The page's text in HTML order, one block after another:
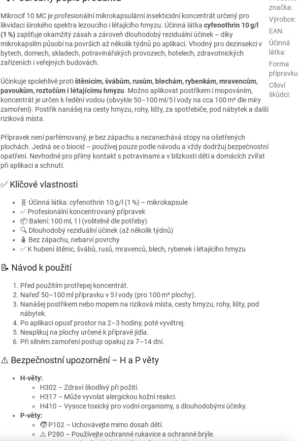
Mikrocif 10 MC je profesionální mikrokapsulární insekticidní koncentrát určený pro
likvidaci širokého spektra lezoucího i létajícího hmyzu. Účinná látka cyfenothrin 10 g/l
(1 %) zajišťuje okamžitý zásah a zároveň dlouhodobý reziduální účinek – díky
mikrokapslím působí na površích až několik týdnů po aplikaci. Vhodný pro dezinsekci v
bytech, domech, skladech, potravinářských provozech, hotelech, zdravotnických
zařízeních i veřejných budovách.
Účinkuje spolehlivě protištěnicím, švábům, rusům, blechám, rybenkám, mravencům,
pavoukům, roztočům i létajícímu hmyzu. Možno aplikovat postřikem i mopováním,
koncentrát je určen k ředění vodou (obvykle 50–100 ml/5 l vody na cca 100 m² dle míry
zamoření). Postřik nanášej na cesty hmyzu, rohy, lišty, za spotřebiče, pod nábytek a další
riziková místa.
Přípravek není parfémovaný, je bez zápachu a nezanechává stopy na ošetřených
plochách. Jedná se o biocid – používej pouze podle návodu a vždy dodržuj bezpečnostní
opatření. Nevhodné pro přímý kontakt s potravinami a v blízkosti dětí a domácích zvířat
při aplikaci a schnutí.
✅ Klíčové vlastnosti
🧬 Účinná látka: cyfenothrin 10 g/l (1 %) – mikrokapsule
✅ Profesionální koncentrovaný přípravek
📦 Balení: 100 ml, 1 l (volitelně dle potřeby)
🔍 Dlouhodobý reziduální účinek (až několik týdnů)
🧴 Bez zápachu, nebarví povrchy
✅ K hubení štěnic, švábů, rusů, mravenců, blech, rybenek i létajícího hmyzu
📝 Návod k použití
Před použitím protřepej koncentrát.
Nařeď 50–100 ml přípravku v 5 l vody (pro 100 m² plochy).
Nanášej postřikem nebo mopem na riziková místa, cesty hmyzu, rohy, lišty, pod
nábytek.
Po aplikaci opusť prostor na 2–3 hodiny, poté vyvětrej.
Neaplikuj na plochy určené k přípravě jídla.
Při silném zamoření postup opakuj za 7–14 dní.
⚠️ Bezpečnostní upozornění – H a P věty
H‑věty:
H302 – Zdraví škodlivý při požití.
H317 – Může vyvolat alergickou kožní reakci.
H410 – Vysoce toxický pro vodní organismy, s dlouhodobými účinky.
P‑věty:
🧒 P102 – Uchovávejte mimo dosah dětí.
⚠️ P280 – Používejte ochranné rukavice a ochranné brýle.
značka:
Výrobce:
EAN:
Účinná
látka:
Forma
přípravku
Cíloví
škůdci: